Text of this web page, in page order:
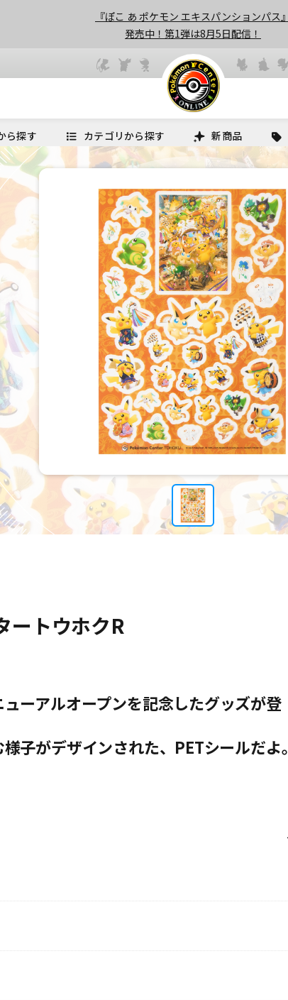
『ぽこ あ ポケモン エキスパンションパス』
発売中！第1弾は8月5日配信！
ら探す カテゴリから探す 新商品
ートウホクR
ーアルオープンを記念したグッズが登
子がデザインされた、PETシールだよ。